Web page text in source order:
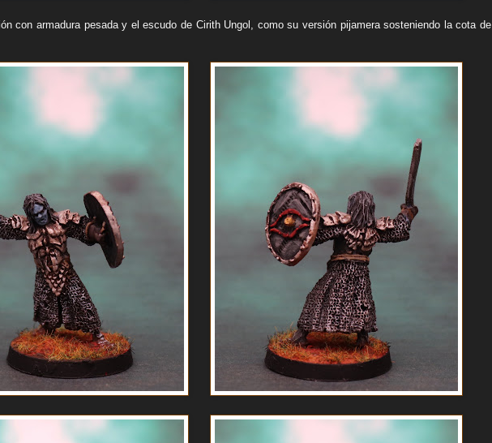
con armadura pesada y el escudo de Cirith Ungol, como su versión pijamera sosteniendo la cota de